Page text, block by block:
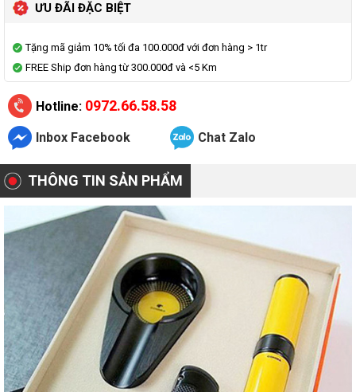
ƯU ĐÃI ĐẶC BIỆT
Tặng mã giảm 10% tối đa 100.000đ với đơn hàng > 1tr
FREE Ship đơn hàng từ 300.000đ và <5 Km
Hotline: 0972.66.58.58
Inbox Facebook Chat Zalo
THÔNG TIN SẢN PHẨM